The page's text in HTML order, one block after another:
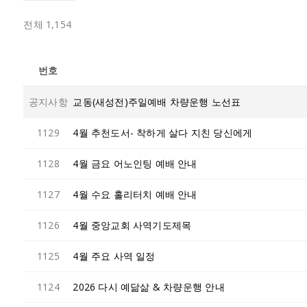
전체 1,154
번호
공지사항 교동(새성전)주일예배 차량운행 노선표
1129 4월 추천도서- 착하게 살다 지친 당신에게
1128 4월 금요 어노인팅 예배 안내
1127 4월 수요 홀리터치 예배 안내
1126 4월 중앙교회 사역기도제목
1125 4월 주요 사역 일정
1124 2026 다시 예닮삶 & 차량운행 안내